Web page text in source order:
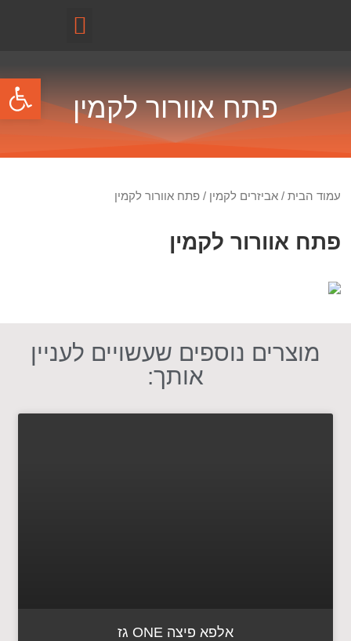
פתח אוורור לקמין
עמוד הבית /אביזרים לקמין / פתח אוורור לקמין
פתח אוורור לקמין
מוצרים נוספים שעשויים לעניין
אותך:
אלפא פיצה ONE גז